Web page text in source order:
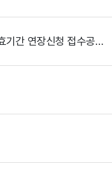
2024년 제1회 신제품(NEP)인증 신규신청(100대 전략품목 포함) 및 유효기간 연장신청 접수공고